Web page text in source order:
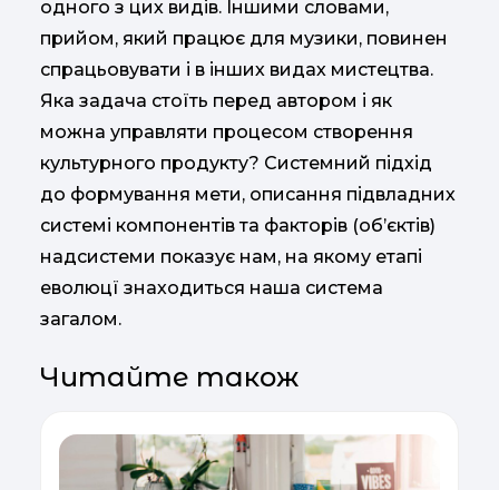
одного з цих видів. Іншими словами,
прийом, який працює для музики, повинен
спрацьовувати і в інших видах мистецтва.
Яка задача стоїть перед автором і як
можна управляти процесом створення
культурного продукту? Системний підхід
до формування мети, описання підвладних
системі компонентів та факторів (об’єктів)
надсистеми показує нам, на якому етапі
еволюцї знаходиться наша система
загалом.
Читайте також